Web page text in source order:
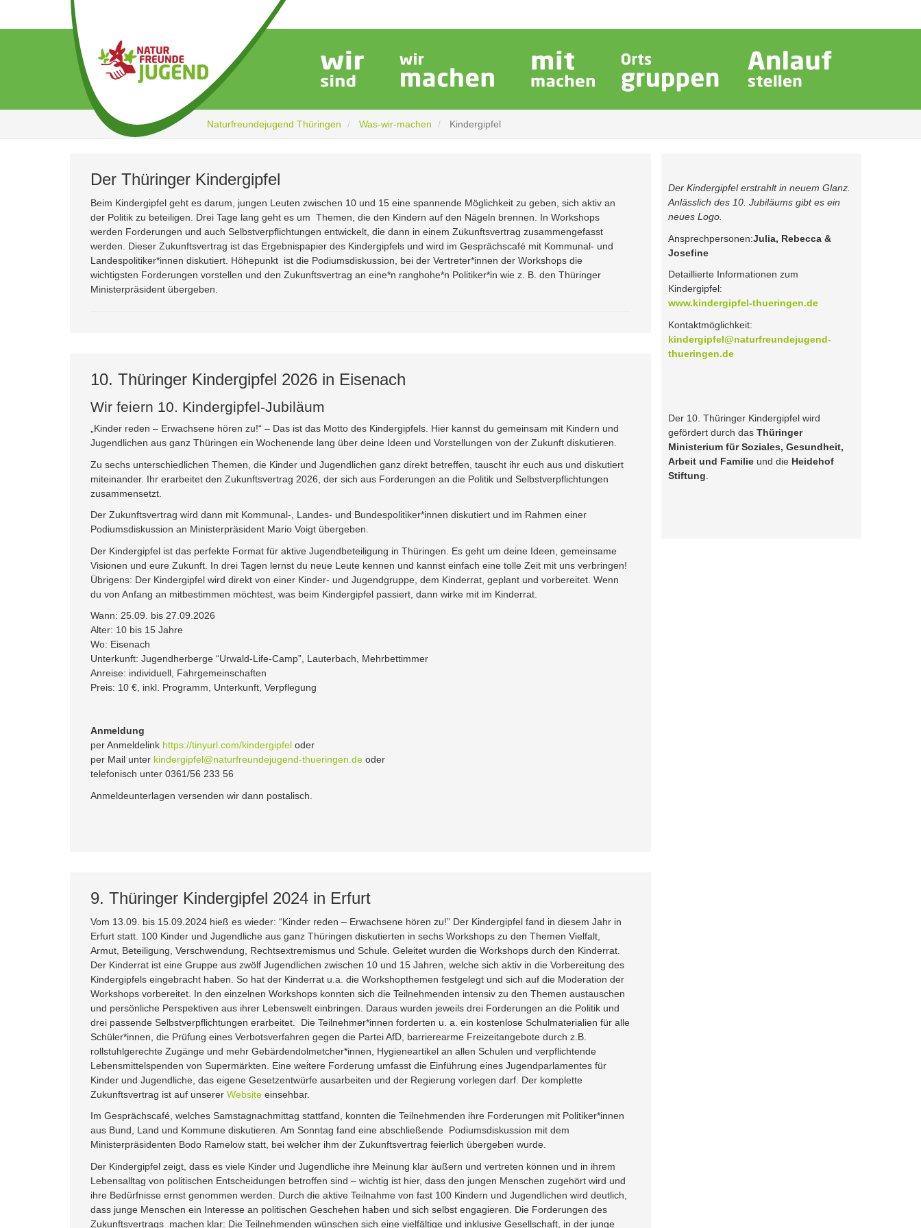
Naturfreundejugend Thüringen Was-wir-machen Kindergipfel
Der Thüringer Kindergipfel
Beim Kindergipfel geht es darum, jungen Leuten zwischen 10 und 15 eine spannende Möglichkeit zu geben, sich aktiv an
der Politik zu beteiligen. Drei Tage lang geht es um Themen, die den Kindern auf den Nägeln brennen. In Workshops
werden Forderungen und auch Selbstverpflichtungen entwickelt, die dann in einem Zukunftsvertrag zusammengefasst
werden. Dieser Zukunftsvertrag ist das Ergebnispapier des Kindergipfels und wird im Gesprächscafé mit Kommunal- und
Landespolitiker*innen diskutiert. Höhepunkt ist die Podiumsdiskussion, bei der Vertreter*innen der Workshops die
wichtigsten Forderungen vorstellen und den Zukunftsvertrag an eine*n ranghohe*n Politiker*in wie z. B. den Thüringer
Ministerpräsident übergeben.
10. Thüringer Kindergipfel 2026 in Eisenach
Wir feiern 10. Kindergipfel-Jubiläum
„Kinder reden – Erwachsene hören zu!“ – Das ist das Motto des Kindergipfels. Hier kannst du gemeinsam mit Kindern und
Jugendlichen aus ganz Thüringen ein Wochenende lang über deine Ideen und Vorstellungen von der Zukunft diskutieren.
Zu sechs unterschiedlichen Themen, die Kinder und Jugendlichen ganz direkt betreffen, tauscht ihr euch aus und diskutiert
miteinander. Ihr erarbeitet den Zukunftsvertrag 2026, der sich aus Forderungen an die Politik und Selbstverpflichtungen
zusammensetzt.
Der Zukunftsvertrag wird dann mit Kommunal-, Landes- und Bundespolitiker*innen diskutiert und im Rahmen einer
Podiumsdiskussion an Ministerpräsident Mario Voigt übergeben.
Der Kindergipfel ist das perfekte Format für aktive Jugendbeteiligung in Thüringen. Es geht um deine Ideen, gemeinsame
Visionen und eure Zukunft. In drei Tagen lernst du neue Leute kennen und kannst einfach eine tolle Zeit mit uns verbringen!
Übrigens: Der Kindergipfel wird direkt von einer Kinder- und Jugendgruppe, dem Kinderrat, geplant und vorbereitet. Wenn
du von Anfang an mitbestimmen möchtest, was beim Kindergipfel passiert, dann wirke mit im Kinderrat.
Wann: 25.09. bis 27.09.2026
Alter: 10 bis 15 Jahre
Wo: Eisenach
Unterkunft: Jugendherberge “Urwald-Life-Camp”, Lauterbach, Mehrbettimmer
Anreise: individuell, Fahrgemeinschaften
Preis: 10 €, inkl. Programm, Unterkunft, Verpflegung
Anmeldung
per Anmeldelink https://tinyurl.com/kindergipfel oder
per Mail unter kindergipfel@naturfreundejugend-thueringen.de oder
telefonisch unter 0361/56 233 56
Anmeldeunterlagen versenden wir dann postalisch.
9. Thüringer Kindergipfel 2024 in Erfurt
Vom 13.09. bis 15.09.2024 hieß es wieder: “Kinder reden – Erwachsene hören zu!” Der Kindergipfel fand in diesem Jahr in
Erfurt statt. 100 Kinder und Jugendliche aus ganz Thüringen diskutierten in sechs Workshops zu den Themen Vielfalt,
Armut, Beteiligung, Verschwendung, Rechtsextremismus und Schule. Geleitet wurden die Workshops durch den Kinderrat.
Der Kinderrat ist eine Gruppe aus zwölf Jugendlichen zwischen 10 und 15 Jahren, welche sich aktiv in die Vorbereitung des
Kindergipfels eingebracht haben. So hat der Kinderrat u.a. die Workshopthemen festgelegt und sich auf die Moderation der
Workshops vorbereitet. In den einzelnen Workshops konnten sich die Teilnehmenden intensiv zu den Themen austauschen
und persönliche Perspektiven aus ihrer Lebenswelt einbringen. Daraus wurden jeweils drei Forderungen an die Politik und
drei passende Selbstverpflichtungen erarbeitet. Die Teilnehmer*innen forderten u. a. ein kostenlose Schulmaterialien für alle
Schüler*innen, die Prüfung eines Verbotsverfahren gegen die Partei AfD, barrierearme Freizeitangebote durch z.B.
rollstuhlgerechte Zugänge und mehr Gebärdendolmetcher*innen, Hygieneartikel an allen Schulen und verpflichtende
Lebensmittelspenden von Supermärkten. Eine weitere Forderung umfasst die Einführung eines Jugendparlamentes für
Kinder und Jugendliche, das eigene Gesetzentwürfe ausarbeiten und der Regierung vorlegen darf. Der komplette
Zukunftsvertrag ist auf unserer Website einsehbar.
Im Gesprächscafé, welches Samstagnachmittag stattfand, konnten die Teilnehmenden ihre Forderungen mit Politiker*innen
aus Bund, Land und Kommune diskutieren. Am Sonntag fand eine abschließende Podiumsdiskussion mit dem
Ministerpräsidenten Bodo Ramelow statt, bei welcher ihm der Zukunftsvertrag feierlich übergeben wurde.
Der Kindergipfel zeigt, dass es viele Kinder und Jugendliche ihre Meinung klar äußern und vertreten können und in ihrem
Lebensalltag von politischen Entscheidungen betroffen sind – wichtig ist hier, dass den jungen Menschen zugehört wird und
ihre Bedürfnisse ernst genommen werden. Durch die aktive Teilnahme von fast 100 Kindern und Jugendlichen wird deutlich,
dass junge Menschen ein Interesse an politischen Geschehen haben und sich selbst engagieren. Die Forderungen des
Zukunftsvertrags machen klar: Die Teilnehmenden wünschen sich eine vielfältige und inklusive Gesellschaft, in der junge
Der Kindergipfel erstrahlt in neuem Glanz.
Anlässlich des 10. Jubiläums gibt es ein
neues Logo.
Ansprechpersonen:Julia, Rebecca &
Josefine
Detaillierte Informationen zum
Kindergipfel:
www.kindergipfel-thueringen.de
Kontaktmöglichkeit:
kindergipfel@naturfreundejugend-
thueringen.de
Der 10. Thüringer Kindergipfel wird
gefördert durch das Thüringer
Ministerium für Soziales, Gesundheit,
Arbeit und Familieund die Heidehof
Stiftung